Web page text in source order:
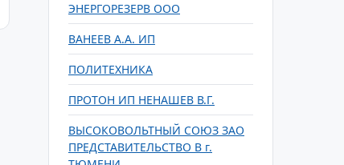
ЭНЕРГОРЕЗЕРВ ООО
ВАНЕЕВ А.А. ИП
ПОЛИТЕХНИКА
ПРОТОН ИП НЕНАШЕВ В.Г.
ВЫСОКОВОЛЬТНЫЙ СОЮЗ ЗАО
ПРЕДСТАВИТЕЛЬСТВО В г.